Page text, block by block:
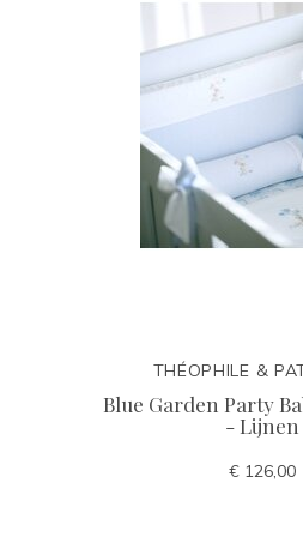
THÉOPHILE &
Blue Garden Party
- Lijnen
€ 126,00